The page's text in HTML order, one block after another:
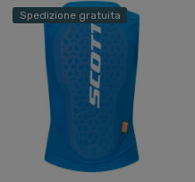
Spedizione gratuita